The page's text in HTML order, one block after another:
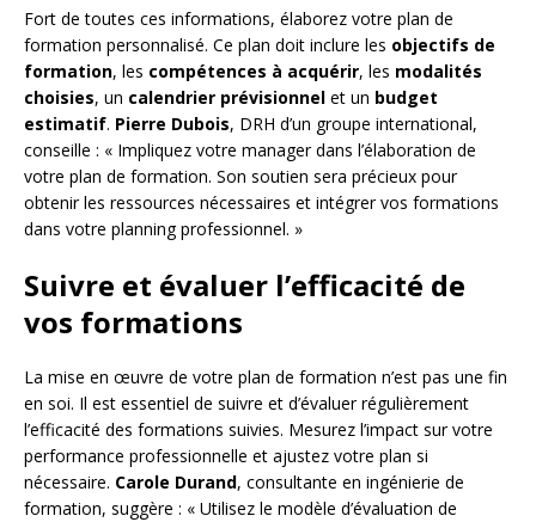
Fort de toutes ces informations, élaborez votre plan de
formation personnalisé. Ce plan doit inclure les objectifs de
formation, les compétences à acquérir, les modalités
choisies, un calendrier prévisionnel et un budget
estimatif. Pierre Dubois, DRH d’un groupe international,
conseille : « Impliquez votre manager dans l’élaboration de
votre plan de formation. Son soutien sera précieux pour
obtenir les ressources nécessaires et intégrer vos formations
dans votre planning professionnel. »
Suivre et évaluer l’efficacité de
vos formations
La mise en œuvre de votre plan de formation n’est pas une fin
en soi. Il est essentiel de suivre et d’évaluer régulièrement
l’efficacité des formations suivies. Mesurez l’impact sur votre
performance professionnelle et ajustez votre plan si
nécessaire. Carole Durand, consultante en ingénierie de
formation, suggère : « Utilisez le modèle d’évaluation de